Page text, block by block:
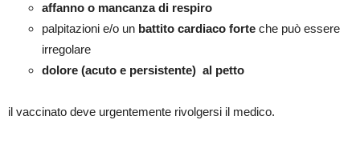
affanno o mancanza di respiro
palpitazioni e/o un battito cardiaco forte che può essere
irregolare
dolore (acuto e persistente) al petto
il vaccinato deve urgentemente rivolgersi il medico.